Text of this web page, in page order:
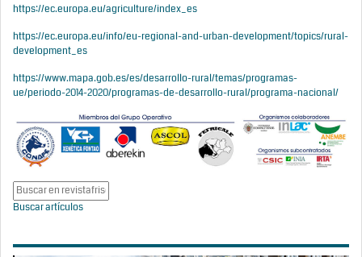
https://ec.europa.eu/agriculture/index_es
https://ec.europa.eu/info/eu-regional-and-urban-development/topics/rural-
development_es
https://www.mapa.gob.es/es/desarrollo-rural/temas/programas-
ue/periodo-2014-2020/programas-de-desarrollo-rural/programa-nacional/
Buscar artículos